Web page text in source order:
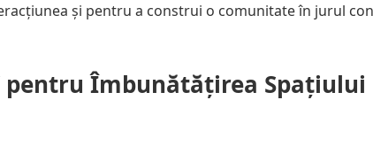
și pentru a construi o comunitate în jurul
pentru Îmbunătățirea Spațiului